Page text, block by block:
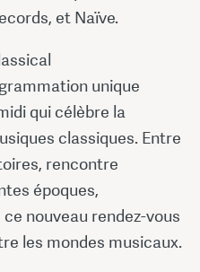
et Naïve.
unique
qui célèbre la
classiques. Entre
rencontre
époques,
nouveau rendez-vous
les mondes musicaux.